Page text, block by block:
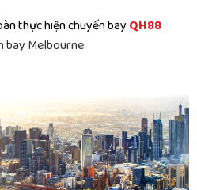
thực hiện chuyến bay QH88
bay Melbourne.